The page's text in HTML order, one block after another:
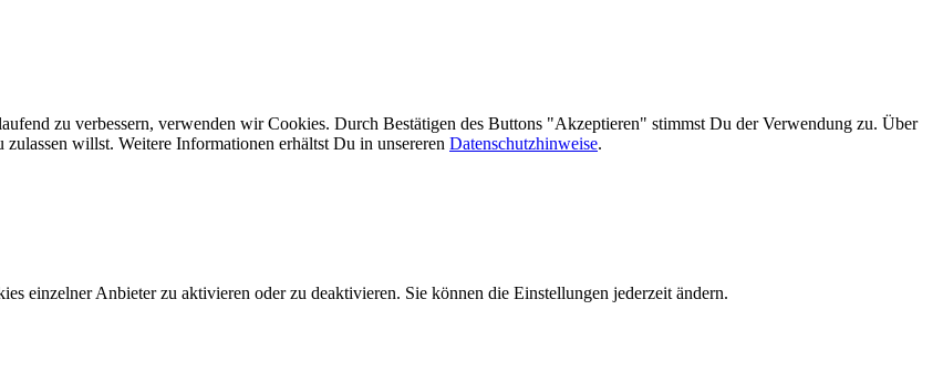
zu verbessern, verwenden wir Cookies. Durch Bestätigen des Buttons "Akzeptieren" stimmst Du der Verwendung zu. Über
willst. Weitere Informationen erhältst Du in unsereren Datenschutzhinweise.
einzelner Anbieter zu aktivieren oder zu deaktivieren. Sie können die Einstellungen jederzeit ändern.